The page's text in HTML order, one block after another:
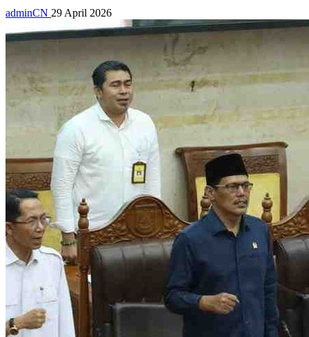
adminCN 29 April 2026